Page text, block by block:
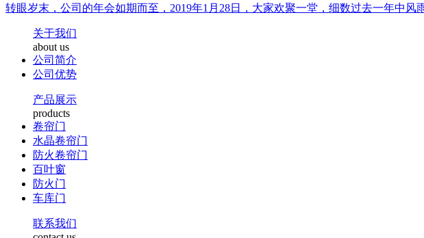
转眼岁末，公司的年会如期而至，2019年1月28日，大家欢聚一堂，细数过去一年中
关于我们
about us
公司简介
公司优势
产品展示
products
卷帘门
水晶卷帘门
防火卷帘门
百叶窗
防火门
车库门
联系我们